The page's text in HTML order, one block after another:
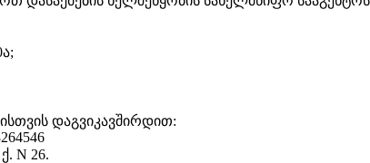
დაგვიკავშირდით:
N 26.